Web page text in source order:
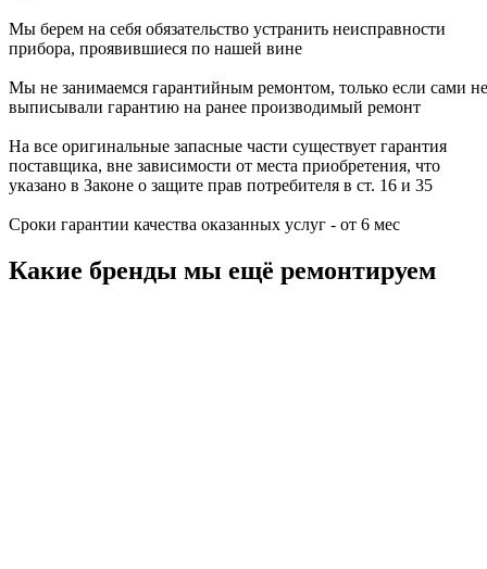
Мы берем на себя обязательство устранить неисправности
прибора, проявившиеся по нашей вине
Мы не занимаемся гарантийным ремонтом, только если сами не
выписывали гарантию на ранее производимый ремонт
На все оригинальные запасные части существует гарантия
поставщика, вне зависимости от места приобретения, что
указано в Законе о защите прав потребителя в ст. 16 и 35
Сроки гарантии качества оказанных услуг - от 6 мес
Какие бренды мы ещё ремонтируем